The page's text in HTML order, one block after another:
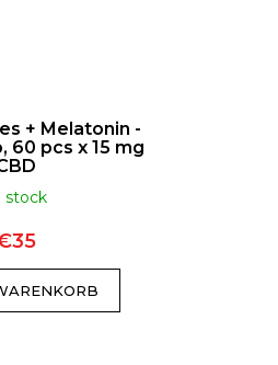
+ Melatonin -
60 pcs x 15 mg
stock